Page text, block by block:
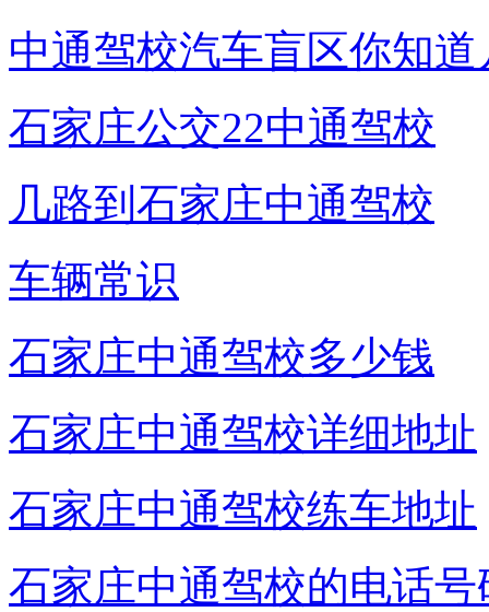
中通驾校汽车盲区你知道
石家庄公交22中通驾校
几路到石家庄中通驾校
车辆常识
石家庄中通驾校多少钱
石家庄中通驾校详细地址
石家庄中通驾校练车地址
石家庄中通驾校的电话号